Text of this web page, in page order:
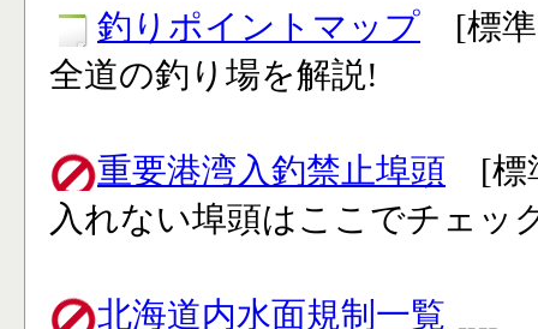
釣りポイントマップ [標
全道の釣り場を解説!
重要港湾入釣禁止埠頭 [標
入れない埠頭はここでチェッ
北海道内水面規制一覧